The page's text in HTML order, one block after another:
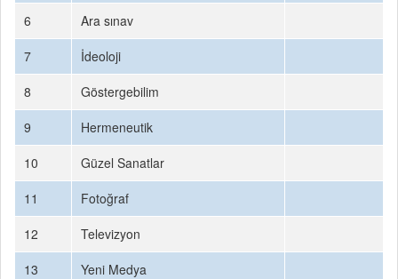
6
Ara sınav
7
İdeoloji
8
Göstergebilim
9
Hermeneutik
10
Güzel Sanatlar
11
Fotoğraf
12
Televizyon
13
Yeni Medya